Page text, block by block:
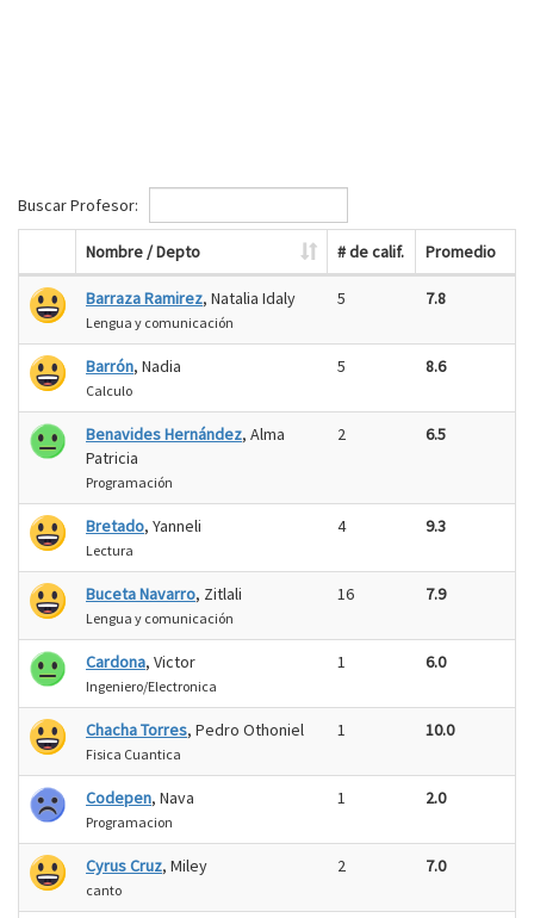
Buscar Profesor:
Nombre / Depto # de calif. Promedio
Barraza Ramirez, Natalia Idaly
Lengua y comunicación
5 7.8
Barrón, Nadia
Calculo
5 8.6
Benavides Hernández, Alma
Patricia
Programación
2 6.5
Bretado, Yanneli
Lectura
4 9.3
Buceta Navarro, Zitlali
Lengua y comunicación
16 7.9
Cardona, Victor
Ingeniero/Electronica
1 6.0
Chacha Torres, Pedro Othoniel
Fisica Cuantica
1 10.0
Codepen, Nava
Programacion
1 2.0
Cyrus Cruz, Miley
canto
2 7.0